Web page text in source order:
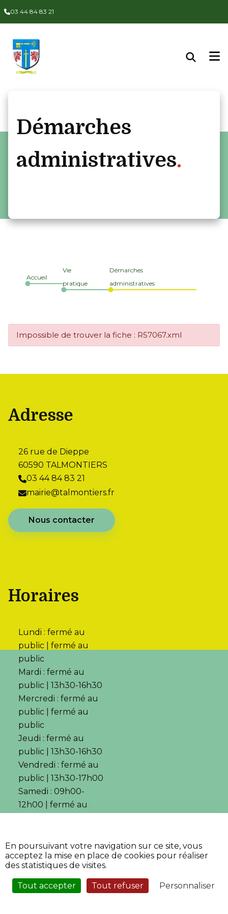
03 44 84 83 21
Démarches
administratives
Accueil
Vie
pratique
Démarches
administratives
Impossible de trouver la fiche : R57067.xml
Adresse
26 rue de Dieppe
60590 TALMONTIERS
03 44 84 83 21
mairie@talmontiers.fr
Nous contacter
Horaires
Lundi : fermé au
public | fermé au
public
Mardi : fermé au
public | 13h30-16h30
Mercredi : fermé au
public | fermé au
public
Jeudi : fermé au
public | 13h30-16h30
Vendredi : fermé au
public | 13h30-17h00
Samedi : 09h00-
12h00 | fermé au
Mentions légales •
Accessibilité • Plan du site •
l'Adico
Service Sécurisé
Panneau de gestion des cookies
En poursuivant votre navigation sur ce site, vous
acceptez la mise en place de cookies pour réaliser
des statistiques de visites.
Tout accepter Tout refuser Personnaliser